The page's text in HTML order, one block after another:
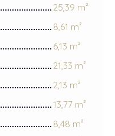
25,39 m²
8,61 m²
6,13 m²
21,33 m²
2,13 m²
13,77 m²
8,48 m²